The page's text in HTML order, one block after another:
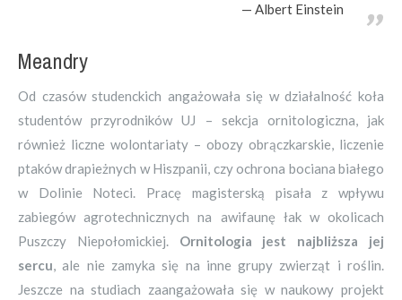
Albert Einstein
Meandry
Od czasów studenckich angażowała się w działalność koła
studentów przyrodników UJ – sekcja ornitologiczna, jak
również liczne wolontariaty – obozy obrączkarskie, liczenie
ptaków drapieżnych w Hiszpanii, czy ochrona bociana białego
w Dolinie Noteci. Pracę magisterską pisała z wpływu
zabiegów agrotechnicznych na awifaunę łak w okolicach
Puszczy Niepołomickiej. Ornitologia jest najbliższa jej
sercu, ale nie zamyka się na inne grupy zwierząt i roślin.
Jeszcze na studiach zaangażowała się w naukowy projekt